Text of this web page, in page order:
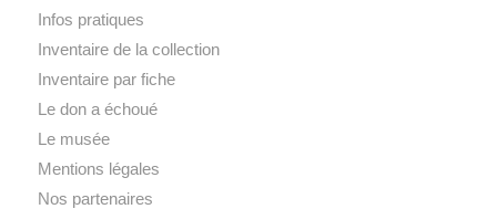
Infos pratiques
Inventaire de la collection
Inventaire par fiche
Le don a échoué
Le musée
Mentions légales
Nos partenaires